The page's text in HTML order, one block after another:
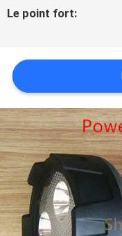
QUALITÉ
NOUS
CONTACTER
NOUVELLES
LES
AFFAIRES
Le point fort: